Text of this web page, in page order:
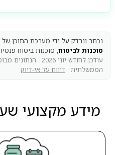
נכתב ונבדק על ידי מערכת התוכן של
סוכנות לביטוח, סוכנות ביטוח
עודכן לחודש יוני
הממשלתית · דיווח על אי-דיוק
מידע מקצועי